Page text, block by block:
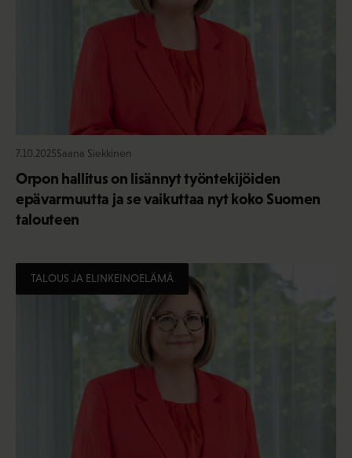
7.10.2025Saana Siekkinen
Orpon hallitus on lisännyt työntekijöiden
epävarmuutta ja se vaikuttaa nyt koko Suomen
talouteen
TALOUS JA ELINKEINOELÄMÄ